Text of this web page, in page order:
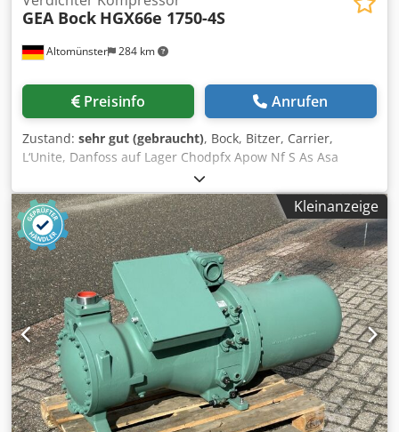
Altomünster 284 km
GEA Bock HGX66e 1750-4S
Preisinfo Anrufen
Zustand: sehr gut (gebraucht), Bock, Bitzer, Carrier,
L‘Unite, Danfoss auf Lager Chodpfx Apow Nf S As Asa
Kleinanzeige